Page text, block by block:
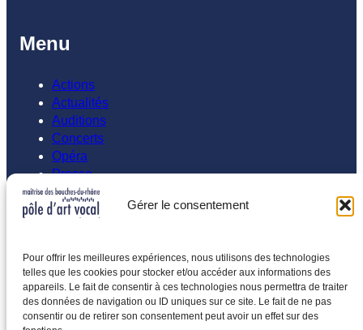
Gérer le consentement
Pour offrir les meilleures expériences, nous utilisons des technologies
telles que les cookies pour stocker et/ou accéder aux informations des
appareils. Le fait de consentir à ces technologies nous permettra de traiter
des données de navigation ou ID uniques sur ce site. Le fait de ne pas
consentir ou de retirer son consentement peut avoir un effet sur des
Menu
Actions
Actualités
Auditions
Concerts
Opéra
Presse
Abonnement
Inscrivez vous à notre newsletters
Saisissez votre adresse e-mail…
Abonnez-vous